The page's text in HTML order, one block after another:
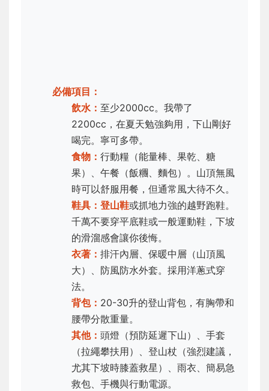
必備項目：
飲水： 至少2000cc。我帶了
2200cc，在夏天勉強夠用，下山剛好
喝完。寧可多帶。
食物： 行動糧（能量棒、果乾、糖
果）、午餐（飯糰、麵包）。山頂無風
時可以舒服用餐，但通常風大待不久。
鞋具： 登山鞋或抓地力強的越野跑鞋。
千萬不要穿平底鞋或一般運動鞋，下坡
的滑溜感會讓你後悔。
衣著： 排汗內層、保暖中層（山頂風
大）、防風防水外套。採用洋蔥式穿
法。
背包： 20-30升的登山背包，有胸帶和
腰帶分散重量。
其他： 頭燈（預防延遲下山）、手套
（拉繩攀扶用）、登山杖（強烈建議，
尤其下坡時膝蓋救星）、雨衣、簡易急
救包、手機與行動電源。